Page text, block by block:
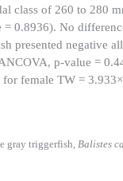
class of 260 to 280
= 0.8936). No
presented negative
p-value =
for female TW =
gray triggerfish, Balistes